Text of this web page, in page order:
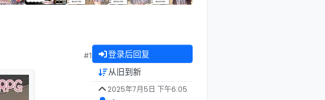
#1 登录后回复
从旧到新
2025年7月5日 下午6:05